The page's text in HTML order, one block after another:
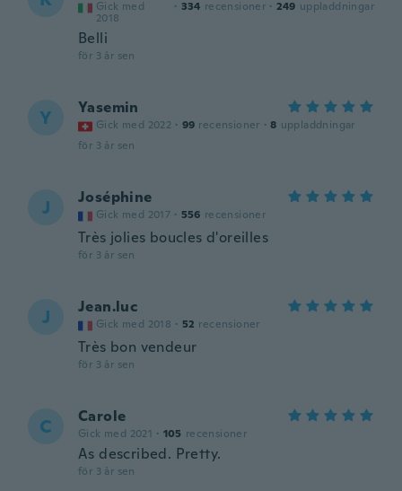
Gick med
2018
· 334 recensioner · 249 uppladdningar
Belli
för 3 år sen
Y Yasemin
Gick med 2022 · 99 recensioner · 8 uppladdningar
för 3 år sen
J Joséphine
Gick med 2017 · 556 recensioner
Très jolies boucles d'oreilles
för 3 år sen
J Jean.luc
Gick med 2018 · 52 recensioner
Très bon vendeur
för 3 år sen
C Carole
Gick med 2021 · 105 recensioner
As described. Pretty.
för 3 år sen